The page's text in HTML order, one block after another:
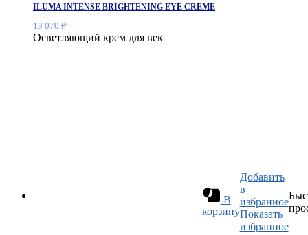
ILUMA INTENSE BRIGHTENING EYE CREME
13 070 ₽
Осветляющий крем для век
В
корзину
Добавить
в
избранное
Показать
избранное